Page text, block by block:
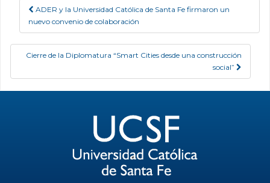
Post navigation
ADER y la Universidad Católica de Santa Fe firmaron un
nuevo convenio de colaboración
Cierre de la Diplomatura “Smart Cities desde una construcción
social”